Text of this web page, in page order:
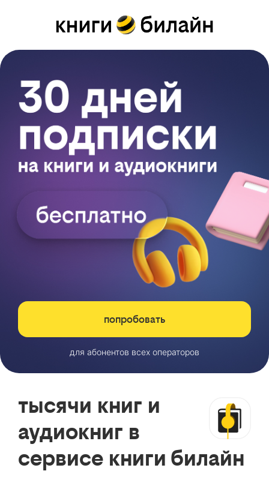
попробовать
для абонентов всех операторов
тысячи книг и
аудиокниг в
сервисе книги билайн